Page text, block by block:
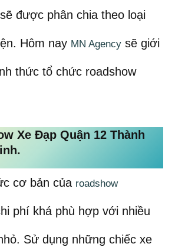
được phân chia theo loại
Hôm nay MN Agency sẽ giới
thức tổ chức roadshow
Xe Đạp Quận 12 Thành
cơ bản của roadshow
phí khá phù hợp với nhiều
Sử dụng những chiếc xe